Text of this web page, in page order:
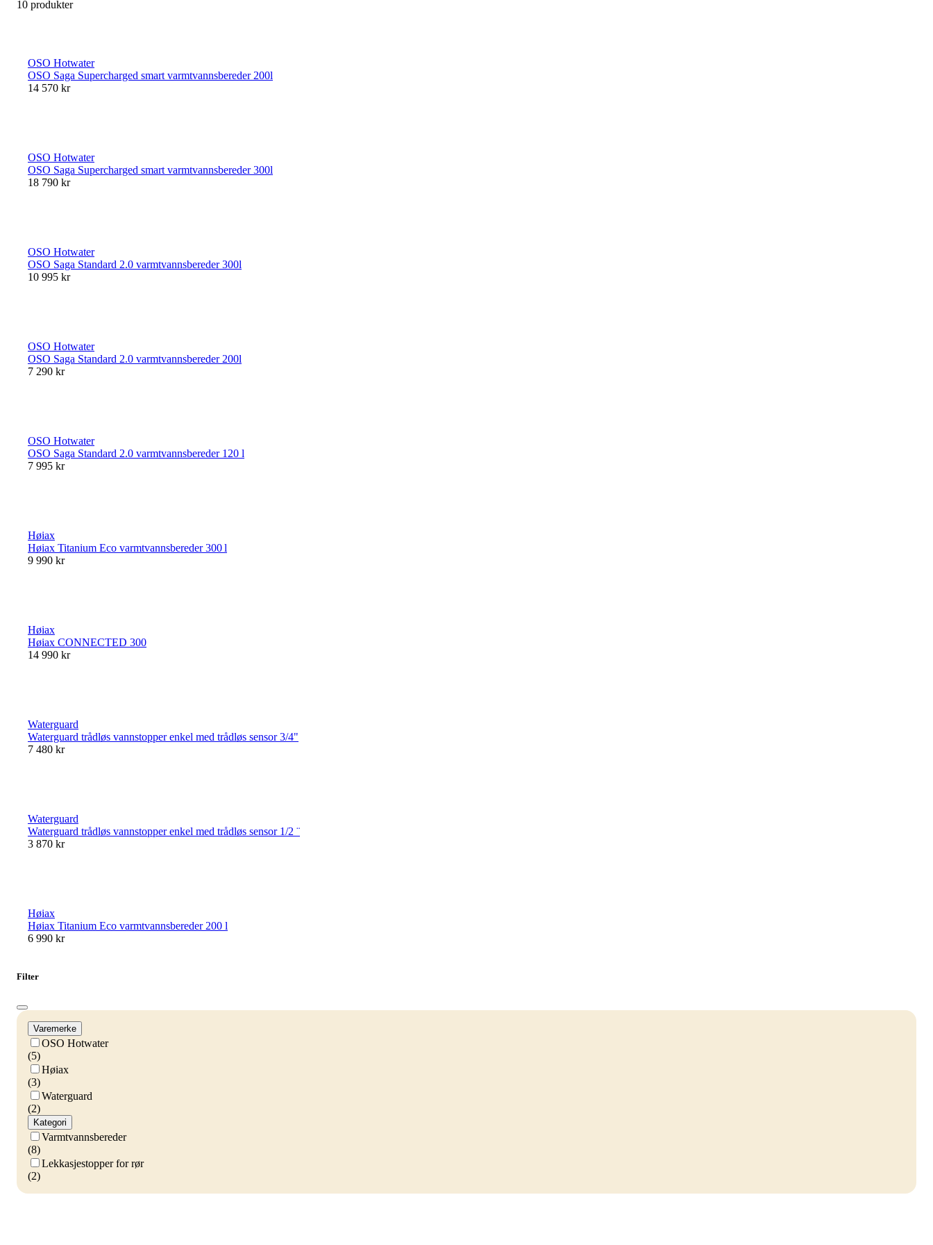
10 produkter
OSO Hotwater
OSO Saga Supercharged smart varmtvannsbereder 200l
14 570 kr
OSO Hotwater
OSO Saga Supercharged smart varmtvannsbereder 300l
18 790 kr
OSO Hotwater
OSO Saga Standard 2.0 varmtvannsbereder 300l
10 995 kr
OSO Hotwater
OSO Saga Standard 2.0 varmtvannsbereder 200l
7 290 kr
OSO Hotwater
OSO Saga Standard 2.0 varmtvannsbereder 120 l
7 995 kr
Høiax
Høiax Titanium Eco varmtvannsbereder 300 l
9 990 kr
Høiax
Høiax CONNECTED 300
14 990 kr
Waterguard
Waterguard trådløs vannstopper enkel med trådløs sensor 3/4"
7 480 kr
Waterguard
Waterguard trådløs vannstopper enkel med trådløs sensor 1/2 ¨
3 870 kr
Høiax
Høiax Titanium Eco varmtvannsbereder 200 l
6 990 kr
Filter
Varemerke
OSO Hotwater
(5)
Høiax
(3)
Waterguard
(2)
Kategori
Varmtvannsbereder
(8)
Lekkasjestopper for rør
(2)